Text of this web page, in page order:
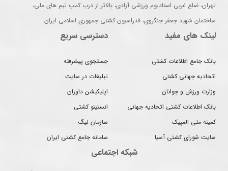
تهران، ضلع غربی استادیوم ورزشی آزادی، بالاتر از درب کمپ تیم های ملی،
ساختمان شهید جعفر جنگروی، فدراسیون کشتی جمهوری اسلامی ایران
لینک های مفید
بانک جامع اطلاعات کشتی
اتحادیه جهانی کشتی
وزارت ورزش و جوانان
بانک اطلاعات کشتی اتحادیه جهانی
کمیته ملی المپیک
سایت شورای کشتی آسیا
دسترسی سریع
جستجوی پیشرفته
تبلیغات در سایت
اپلیکیشن داوران
انستیتو کشتی
سازمان لیگ
سامانه جامع کشتی ایران
شبکه اجتماعی